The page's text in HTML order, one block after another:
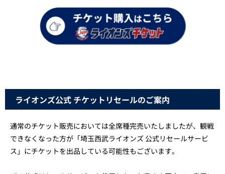
ライオンズ公式 チケットリセールのご案内
通常のチケット販売においては全席種完売いたしましたが、観戦
できなくなった方が「埼玉西武ライオンズ 公式リセールサービ
ス」にチケットを出品している可能性もございます。